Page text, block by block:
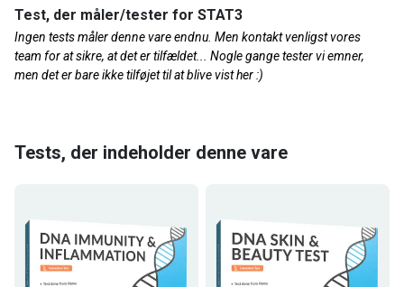
Test, der måler/tester for STAT3
Ingen tests måler denne vare endnu. Men kontakt venligst vores
team for at sikre, at det er tilfældet... Nogle gange tester vi emner,
men det er bare ikke tilføjet til at blive vist her :)
Tests, der indeholder denne vare